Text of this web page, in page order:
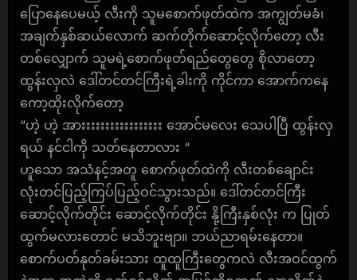
ပြောနေပေမယ့် လီးကို သူမစောက်ဖုတ်ထဲက အကျွတ်မခံ၊
အချက်နှစ်ဆယ်လောက် ဆက်တိုက်ဆောင့်လိုက်တော့ လီး
တစ်လျှောက် သူမရဲ့စောက်ဖုတ်ရည်တွေတွေ စိုလာတော့
ထွန်းလှလဲ ဒေါ်တင်တင်ကြီးရဲ့ခါးကို ကိုင်ကာ အောက်ကနေ
ကော့ထိုးလိုက်တော့
“ဟဲ့ ဟဲ့ အားးးးးးးးးးးးးးးးး အောင်မလေး သေပါပြီ ထွန်းလှ
ရယ် နင်ငါကို သတ်နေတာလား “
ဟူသော အသံနင့်အတူ စောက်ဖုတ်ထဲကို လီးတစ်ချောင်း
လုံးတင်ပြည့်ကြပ်ပြည့်ဝင်သွားသည်။ ဒေါ်တင်တင်ကြီး
ဆောင့်လိုက်တိုင်း ဆောင့်လိုက်တိုင်း နို့ကြီးနှစ်လုံး က ပြုတ်
ထွက်မလားတောင် မသိဘူးဗျာ။ ဘယ်ညာရမ်းနေတာ။
စောက်ပတ်နုတ်ခမ်းသား ထူထူကြီးတွေကလဲ လီးအဝင်ထွက်